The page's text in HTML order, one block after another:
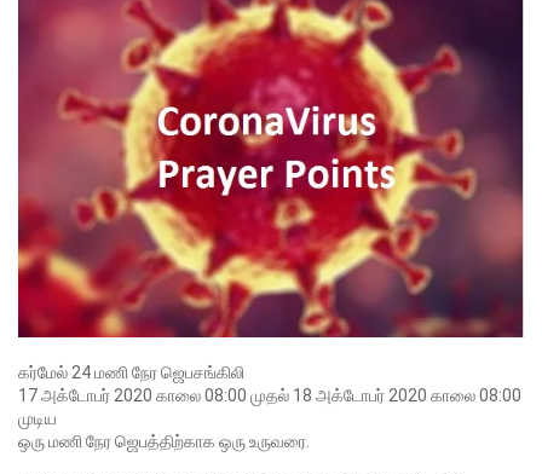
கர்மேல் 24 மணி நேர ஜெபசங்கிலி
17 அக்டோபர் 2020 காலை 08:00 முதல் 18 அக்டோபர் 2020 காலை 08:00
முடிய
ஒரு மணி நேர ஜெபத்திற்காக ஒரு உருவரை.